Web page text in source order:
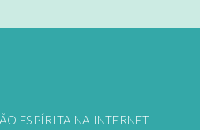
ESPÍRITA NA INTERNET